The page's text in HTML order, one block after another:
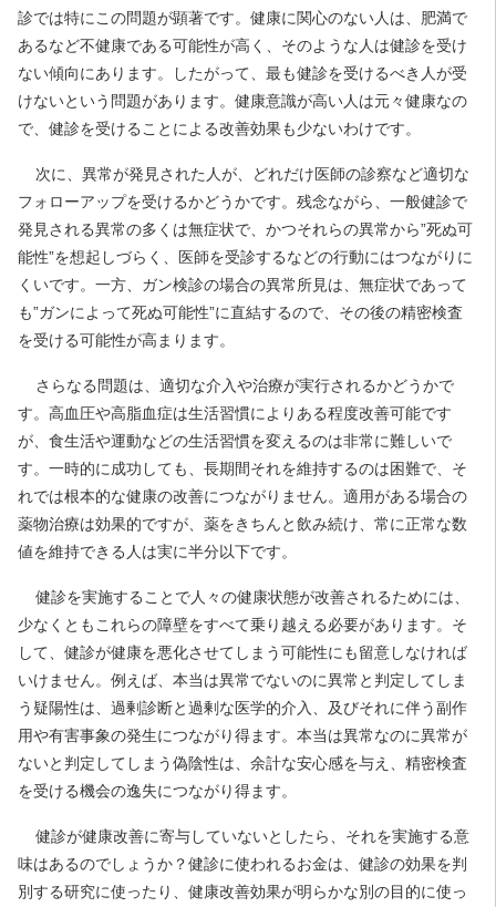
診では特にこの問題が顕著です。健康に関心のない人は、肥満で
あるなど不健康である可能性が高く、そのような人は健診を受け
ない傾向にあります。したがって、最も健診を受けるべき人が受
けないという問題があります。健康意識が高い人は元々健康なの
で、健診を受けることによる改善効果も少ないわけです。
次に、異常が発見された人が、どれだけ医師の診察など適切な
フォローアップを受けるかどうかです。残念ながら、一般健診で
発見される異常の多くは無症状で、かつそれらの異常から”死ぬ可
能性”を想起しづらく、医師を受診するなどの行動にはつながりに
くいです。一方、ガン検診の場合の異常所見は、無症状であって
も”ガンによって死ぬ可能性”に直結するので、その後の精密検査
を受ける可能性が高まります。
さらなる問題は、適切な介入や治療が実行されるかどうかで
す。高血圧や高脂血症は生活習慣によりある程度改善可能です
が、食生活や運動などの生活習慣を変えるのは非常に難しいで
す。一時的に成功しても、長期間それを維持するのは困難で、そ
れでは根本的な健康の改善につながりません。適用がある場合の
薬物治療は効果的ですが、薬をきちんと飲み続け、常に正常な数
値を維持できる人は実に半分以下です。
健診を実施することで人々の健康状態が改善されるためには、
少なくともこれらの障壁をすべて乗り越える必要があります。そ
して、健診が健康を悪化させてしまう可能性にも留意しなければ
いけません。例えば、本当は異常でないのに異常と判定してしま
う疑陽性は、過剰診断と過剰な医学的介入、及びそれに伴う副作
用や有害事象の発生につながり得ます。本当は異常なのに異常が
ないと判定してしまう偽陰性は、余計な安心感を与え、精密検査
を受ける機会の逸失につながり得ます。
健診が健康改善に寄与していないとしたら、それを実施する意
味はあるのでしょうか？健診に使われるお金は、健診の効果を判
別する研究に使ったり、健康改善効果が明らかな別の目的に使っ